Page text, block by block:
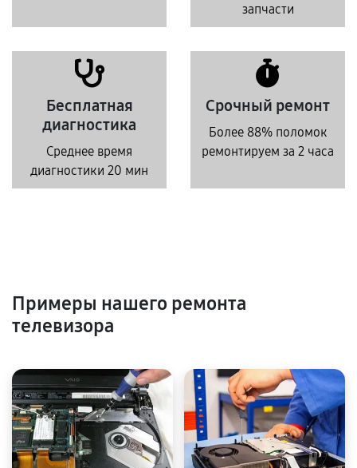
запчасти
Бесплатная
диагностика
Среднее время
диагностики 20 мин
Срочный ремонт
Более 88% поломок
ремонтируем за 2 часа
Примеры нашего ремонта
телевизора